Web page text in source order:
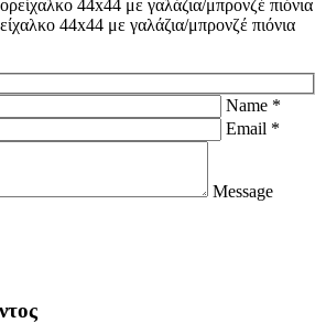
44x44 με γαλάζια/μπρονζέ πιόνια
Name *
Email *
Message